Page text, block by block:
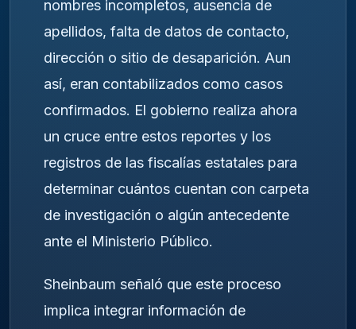
nombres incompletos, ausencia de
apellidos, falta de datos de contacto,
dirección o sitio de desaparición. Aun
así, eran contabilizados como casos
confirmados. El gobierno realiza ahora
un cruce entre estos reportes y los
registros de las fiscalías estatales para
determinar cuántos cuentan con carpeta
de investigación o algún antecedente
ante el Ministerio Público.
Sheinbaum señaló que este proceso
implica integrar información de